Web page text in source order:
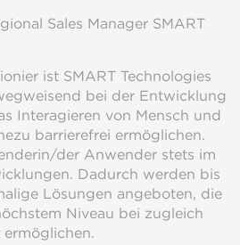
Sales Manager SMART
ist SMART Technologies
bei der Entwicklung
Interagieren von Mensch und
barrierefrei ermöglichen.
der Anwender stets im
Dadurch werden bis
Lösungen angeboten, die
Niveau bei zugleich